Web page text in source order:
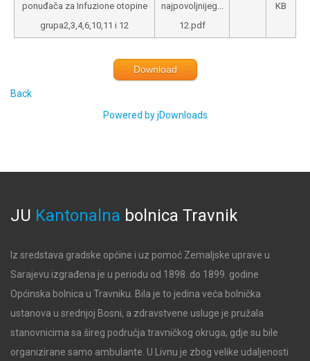
ponuđača za Infuzione otopine
grupa2,3,4,6,10,11 i 12
najpovoljnijeg...
12.pdf
KB
Download
Back
Powered by jDownloads
JU Kantonalna bolnica Travnik
Iz sredstava gradske općine i uz pomoć Zemaljske uprave u
Sarajevu izgrađena je u periodu od 1898. do 1899. godine
Općinska bolnica u Travniku. Bila je to jedina veća bolnička
ustanova u srednjoj Bosni, a zdravstvene usluge je pružala
stanovnicima sa šireg područja travničkog okruga, gdje su bile
organizirane samo ambulante. U Livnu je zbog velike udaljenosti